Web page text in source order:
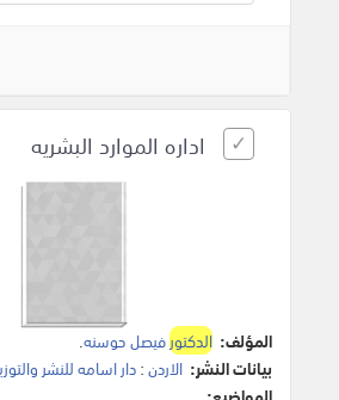
اداره الموارد البشريه
المؤلف: الدكتورفيصل حوسنه.
بيانات النشر: الاردن:دار اسامه للنشر